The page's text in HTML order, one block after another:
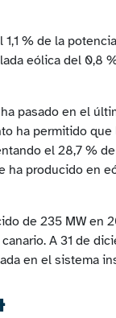
% de la
eólica del 0,8
pasado en el
ha permitido
el 28,7 %
ha producido en
de 235 MW en
A 31 de
en el sistema